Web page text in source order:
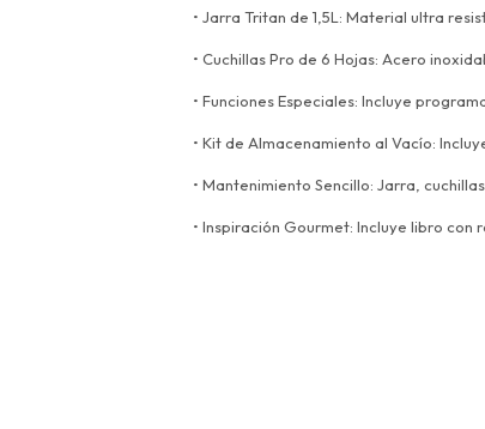
• Jarra Tritan de 1,5L: Material ultra
• Cuchillas Pro de 6 Hojas: Acero
• Funciones Especiales: Incluye
• Kit de Almacenamiento al Vacío:
• Mantenimiento Sencillo: Jarra,
• Inspiración Gourmet: Incluye libro